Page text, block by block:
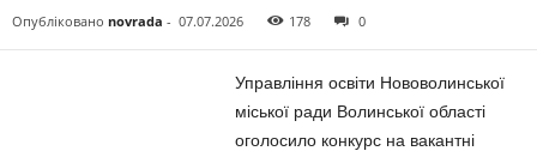
Опубліковано novrada - 07.07.2026 178 0
Управління освіти Нововолинської
міської ради Волинської області
оголосило конкурс на вакантні